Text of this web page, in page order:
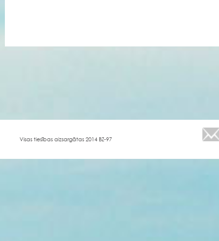
Visas tiesības aizsargātas 2014 BZ-97